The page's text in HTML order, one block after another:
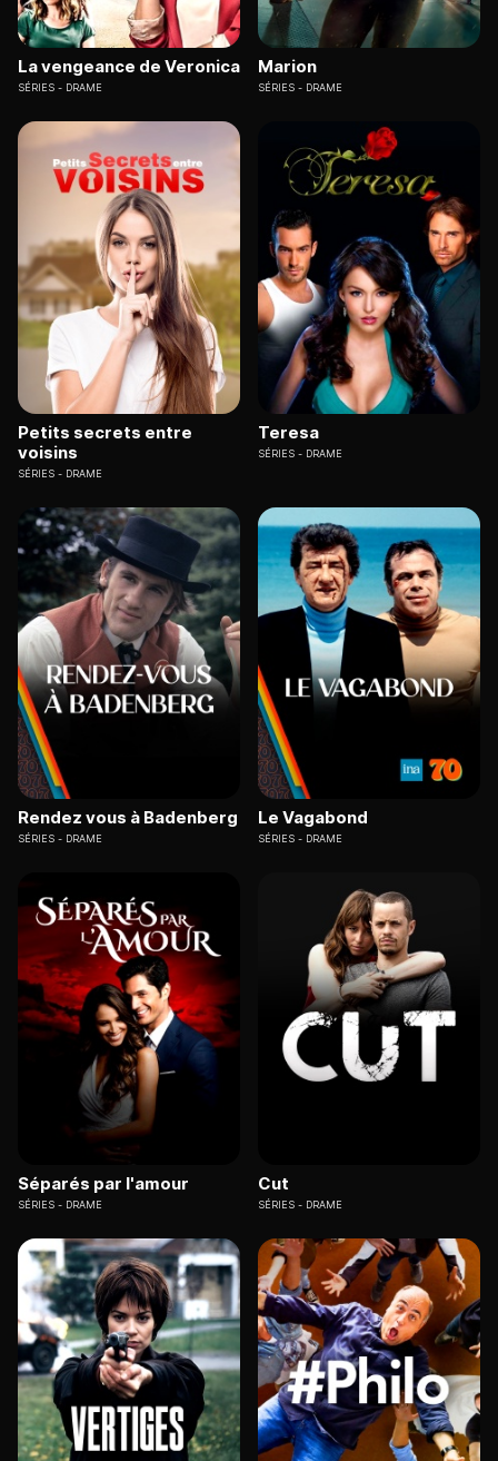
La vengeance de Veronica
SÉRIES DRAME
Marion
SÉRIES DRAME
Petits secrets entre
voisins
SÉRIES DRAME
Teresa
SÉRIES DRAME
Rendez vous à Badenberg
SÉRIES DRAME
Le Vagabond
SÉRIES DRAME
Séparés par l'amour
SÉRIES DRAME
Cut
SÉRIES DRAME